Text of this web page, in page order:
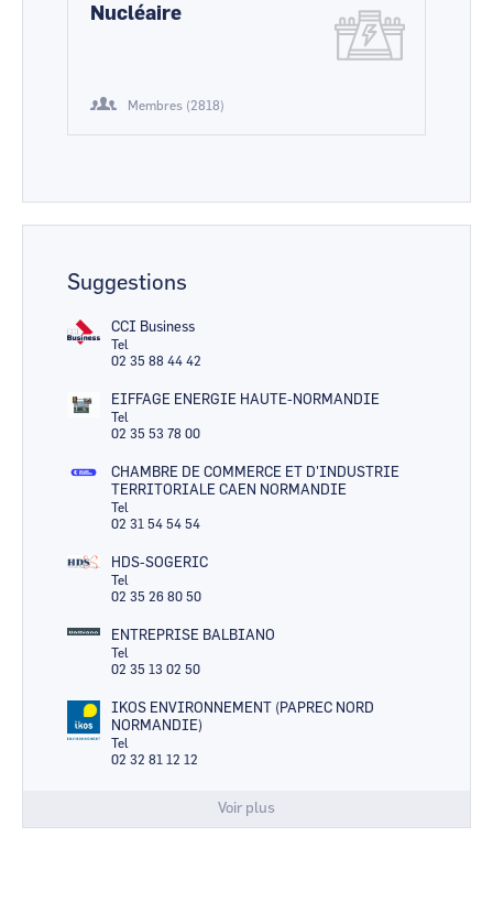
Nucléaire
Membres (2818)
Suggestions
CCI Business
Tel
02 35 88 44 42
EIFFAGE ENERGIE HAUTE-NORMANDIE
Tel
02 35 53 78 00
CHAMBRE DE COMMERCE ET D'INDUSTRIE
TERRITORIALE CAEN NORMANDIE
Tel
02 31 54 54 54
HDS-SOGERIC
Tel
02 35 26 80 50
ENTREPRISE BALBIANO
Tel
02 35 13 02 50
IKOS ENVIRONNEMENT (PAPREC NORD
NORMANDIE)
Tel
02 32 81 12 12
Voir plus